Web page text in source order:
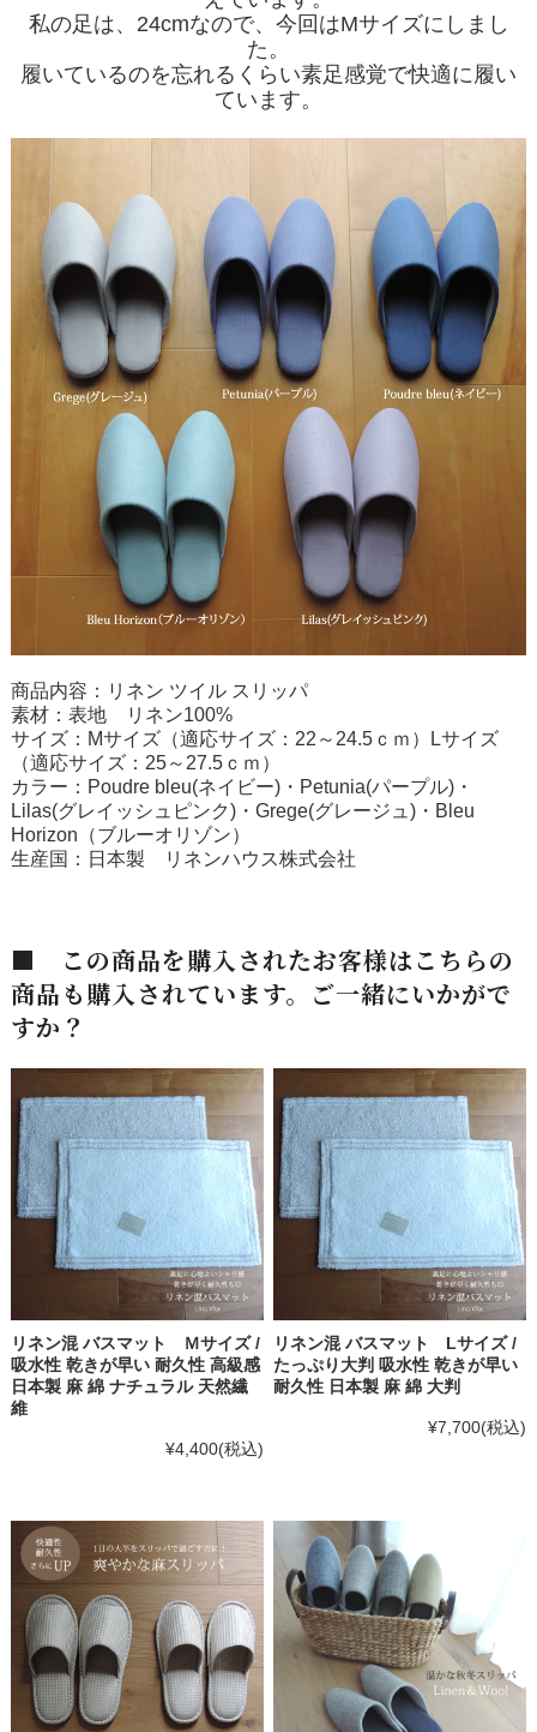
私の足は、24cmなので、今回はMサイズにしまし
た。
履いているのを忘れるくらい素足感覚で快適に履い
ています。
商品内容：リネン ツイル スリッパ
素材：表地 リネン100%
サイズ：Mサイズ（適応サイズ：22～24.5ｃｍ）Lサイズ
（適応サイズ：25～27.5ｃｍ）
カラー：Poudre bleu(ネイビー)・Petunia(パープル)・
Lilas(グレイッシュピンク)・Grege(グレージュ)・Bleu
Horizon（ブルーオリゾン）
生産国：日本製 リネンハウス株式会社
■ この商品を購入されたお客様はこちらの
商品も購入されています。ご一緒にいかがで
すか？
リネン混 バスマット Ｍサイズ /
吸水性 乾きが早い 耐久性 高級感
日本製 麻 綿 ナチュラル 天然繊
維
¥4,400(税込)
リネン混 バスマット Lサイズ /
たっぷり大判 吸水性 乾きが早い
耐久性 日本製 麻 綿 大判
¥7,700(税込)